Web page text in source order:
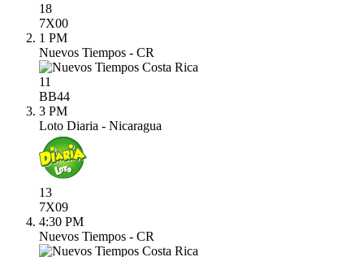
18
7X00
1 PM
Nuevos Tiempos - CR
11
BB44
3 PM
Loto Diaria - Nicaragua
13
7X09
4:30 PM
Nuevos Tiempos - CR